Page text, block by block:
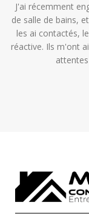
J'ai récemment
de salle de bains,
les ai contactés,
réactive. Ils m'ont